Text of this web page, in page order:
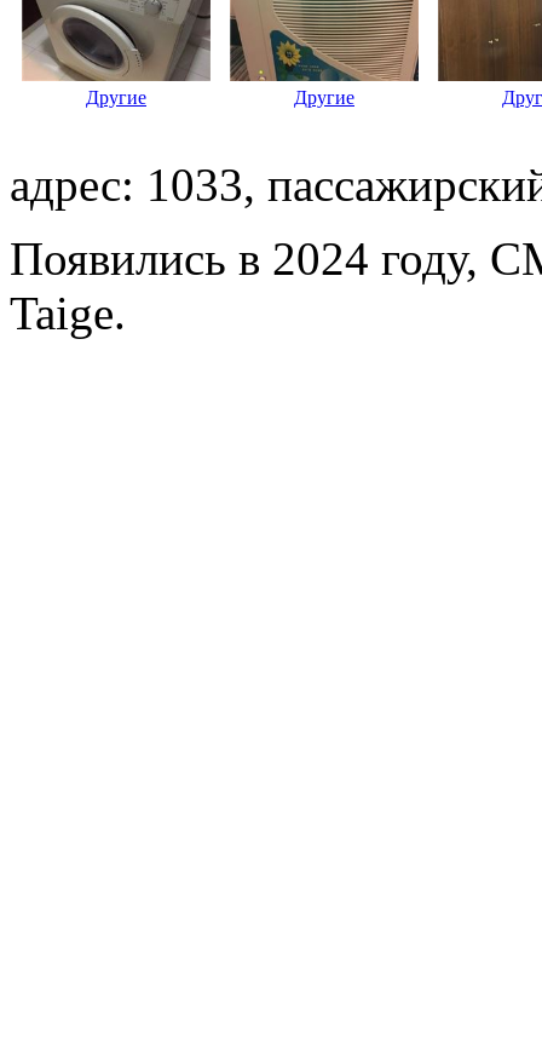
Другие Другие
адрес: 1033,
Появились в 2024 году,
Taige.